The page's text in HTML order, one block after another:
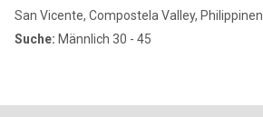
San Vicente, Compostela Valley, Philippinen
Suche: Männlich 30 - 45